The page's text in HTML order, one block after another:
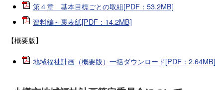
第４章 基本目標ごとの取組[PDF：53.2MB]
資料編～裏表紙[PDF：14.2MB]
【概要版】
地域福祉計画（概要版）一括ダウンロード[PDF：2.64MB]